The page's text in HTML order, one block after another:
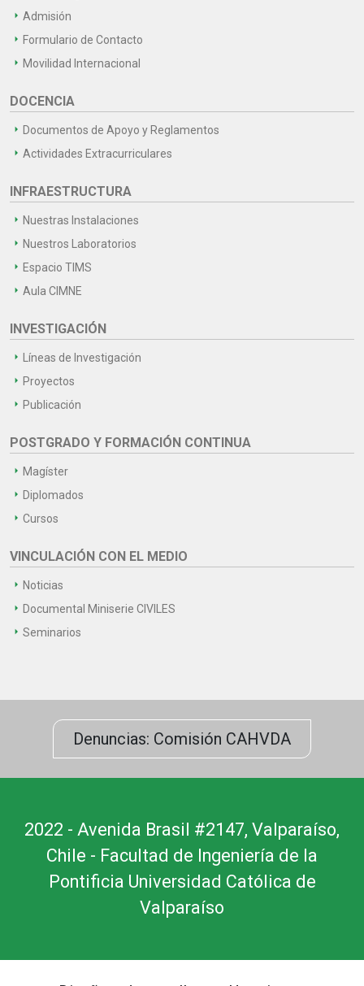
Admisión
Formulario de Contacto
Movilidad Internacional
DOCENCIA
Documentos de Apoyo y Reglamentos
Actividades Extracurriculares
INFRAESTRUCTURA
Nuestras Instalaciones
Nuestros Laboratorios
Espacio TIMS
Aula CIMNE
INVESTIGACIÓN
Líneas de Investigación
Proyectos
Publicación
POSTGRADO Y FORMACIÓN CONTINUA
Magíster
Diplomados
Cursos
VINCULACIÓN CON EL MEDIO
Noticias
Documental Miniserie CIVILES
Seminarios
Denuncias: Comisión CAHVDA
2022 - Avenida Brasil #2147, Valparaíso,
Chile - Facultad de Ingeniería de la
Pontificia Universidad Católica de
Valparaíso